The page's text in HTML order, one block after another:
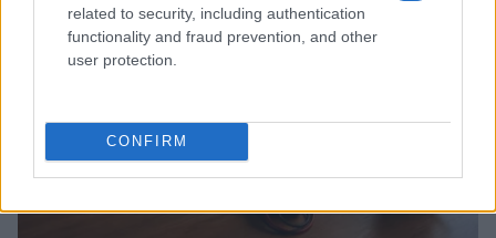
related to security, including authentication
functionality and fraud prevention, and other
user protection.
CONFIRM